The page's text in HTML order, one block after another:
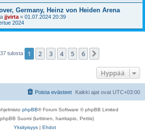
Germany, Heinz von Heiden Arena
jjvirta « 01.07.2024 20:39
2024
tulosta 1 2 3 4 5 6
Hyppää
Kaikki ajat ovat UTC+03:00
Poista evästeet
phpBB® Forum Software © phpBB Limited
Suomi (lurttinen, harritapio, Pettis)
Yksityisyys | Ehdot